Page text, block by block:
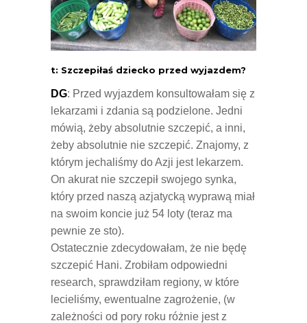
t: Szczepiłaś dziecko przed wyjazdem?
DG: Przed wyjazdem konsultowałam się z
lekarzami i zdania są podzielone. Jedni
mówią, żeby absolutnie szczepić, a inni,
żeby absolutnie nie szczepić. Znajomy, z
którym jechaliśmy do Azji jest lekarzem.
On akurat nie szczepił swojego synka,
który przed naszą azjatycką wyprawą miał
na swoim koncie już 54 loty (teraz ma
pewnie ze sto).
Ostatecznie zdecydowałam, że nie będę
szczepić Hani. Zrobiłam odpowiedni
research, sprawdziłam regiony, w które
lecieliśmy, ewentualne zagrożenie, (w
zależności od pory roku różnie jest z